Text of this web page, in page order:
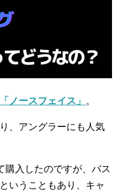
「ノースフェイス」 。
、アングラーにも人気
購入したのですが、バス
いうこともあり、キャ